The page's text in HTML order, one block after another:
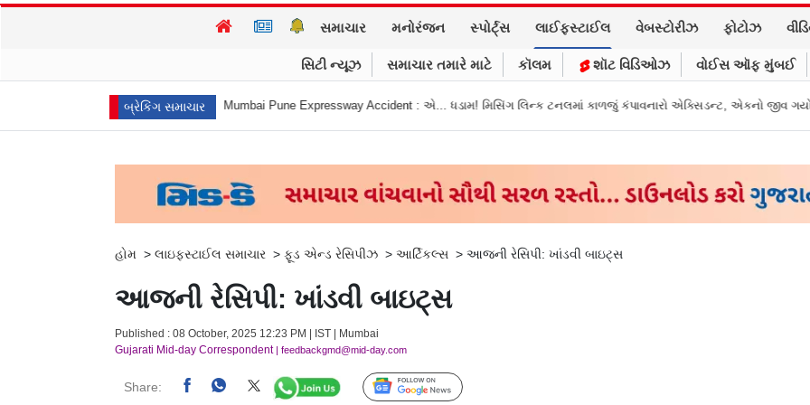
સમાચાર મનોરંજન સ્પોર્ટ્સ લાઈફસ્ટાઈલ વેબસ્ટોરીઝ ફોટોઝ
સિટી ન્યૂઝ સમાચાર તમારે માટે કૉલમ શૉટ વિડિઓઝ વોઈસ ઑફ મુંબઈ
બ્રેકિંગ સમાચાર
Mumbai Pune Expressway Accident : એ... ધડામ! મિસિંગ લિન્ક ટનલમાં કાળજું કંપાવનારો એક્સિડન્ટ, એકનો જીવ ગયો Gujarat News:
હોમ > લાઇફસ્ટાઈલ સમાચાર > ફૂડ એન્ડ રેસિપીઝ > આર્ટિકલ્સ > આજની રેસિપી: ખાંડવી બાઇટ્સ
આજની રેસિપી: ખાંડવી બાઇટ્સ
Published : 08 October, 2025 12:23 PM | IST | Mumbai
Gujarati Mid-day Correspondent| feedbackgmd@mid-day.com
Share: Follow Us